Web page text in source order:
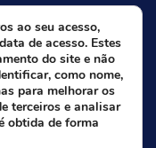
ao seu acesso,
de acesso. Estes
do site e não
como nome,
para melhorar os
terceiros e analisar
obtida de forma